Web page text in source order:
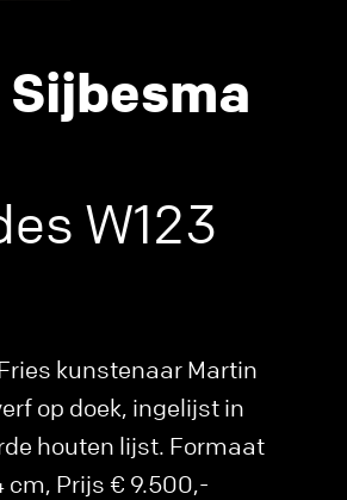
W123
kunstenaar Martin
op doek, ingelijst in
houten lijst. Formaat
cm, Prijs € 9.500,-